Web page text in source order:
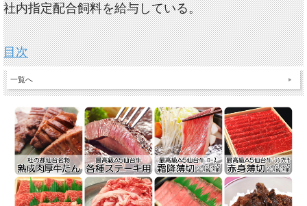
社内指定配合飼料を給与している。
目次
一覧へ